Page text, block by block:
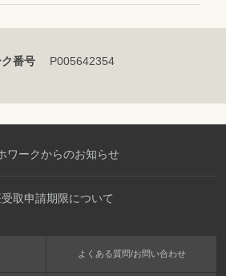
ク番号 P005642354
ワークからのお知らせ
取申請期限について
よくある質問/お問い合わせ